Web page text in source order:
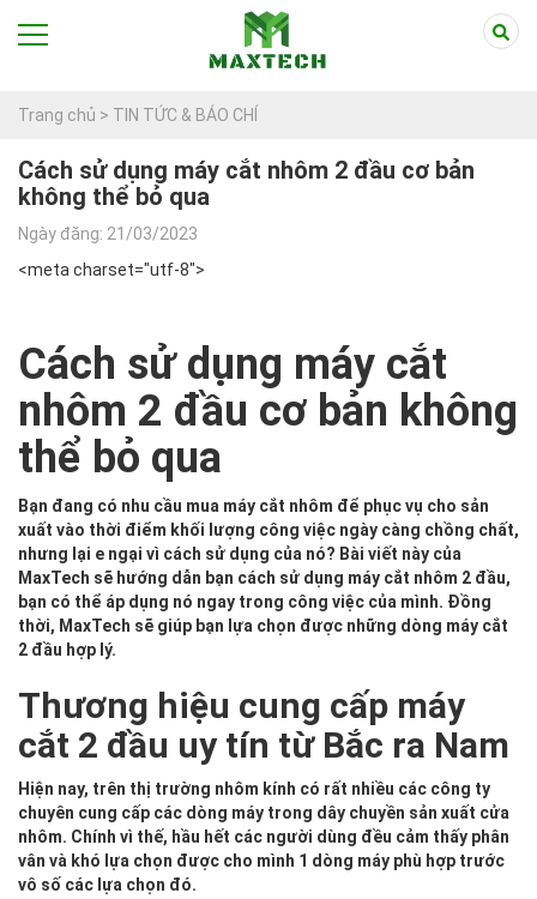
Trang chủ > TIN TỨC & BÁO CHÍ
Cách sử dụng máy cắt nhôm 2 đầu cơ bản
không thể bỏ qua
Ngày đăng: 21/03/2023
<meta charset="utf-8">
Cách sử dụng máy cắt
nhôm 2 đầu cơ bản không
thể bỏ qua
Bạn đang có nhu cầu mua máy cắt nhôm để phục vụ cho sản
xuất vào thời điểm khối lượng công việc ngày càng chồng chất,
nhưng lại e ngại vì cách sử dụng của nó? Bài viết này của
MaxTech sẽ hướng dẫn bạn cách sử dụng máy cắt nhôm 2 đầu,
bạn có thể áp dụng nó ngay trong công việc của mình. Đồng
thời, MaxTech sẽ giúp bạn lựa chọn được những dòng máy cắt
2 đầu hợp lý.
Thương hiệu cung cấp máy
cắt 2 đầu uy tín từ Bắc ra Nam
Hiện nay, trên thị trường nhôm kính có rất nhiều các công ty
chuyên cung cấp các dòng máy trong dây chuyền sản xuất cửa
nhôm. Chính vì thế, hầu hết các người dùng đều cảm thấy phân
vân và khó lựa chọn được cho mình 1 dòng máy phù hợp trước
vô số các lựa chọn đó.